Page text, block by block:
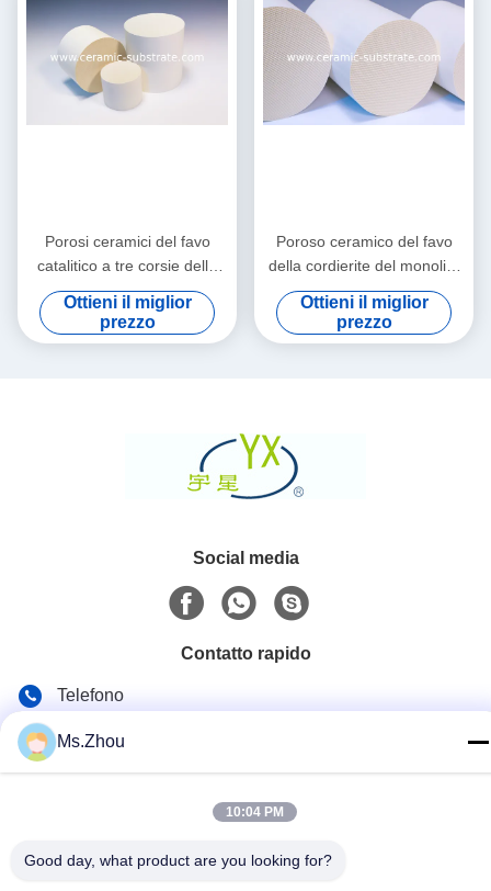
Porosi ceramici del favo
catalitico a tre corsie della
cordierite personalizzano
Ottieni il miglior
prezzo
Poroso ceramico del favo
della cordierite del monolito
per le marmitte catalitiche
Ottieni il miglior
prezzo
Social media
Contatto rapido
Telefono
86-0510-87189500
E-mail
Ms.Zhou
10:04 PM
Good day, what product are you looking for?